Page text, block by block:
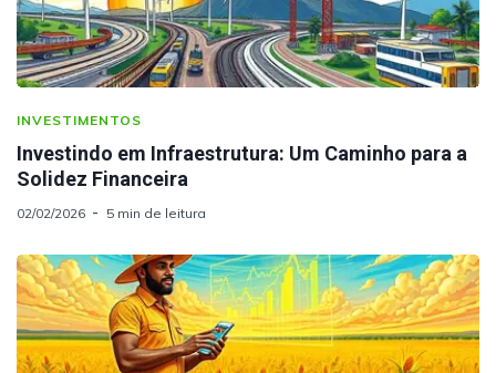
INVESTIMENTOS
Investindo em Infraestrutura: Um Caminho para a
Solidez Financeira
02/02/2026 5 min de leitura